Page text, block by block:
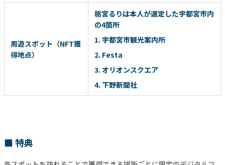
周遊スポット（NFT獲
得地点）
栃宮るりは本人が選定した宇都宮市内
の4箇所
1. 宇都宮市観光案内所
2. Festa
3. オリオンスクエア
4. 下野新聞社
■ 特典